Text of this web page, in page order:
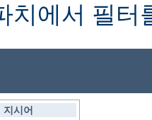
치에서 필
지시어